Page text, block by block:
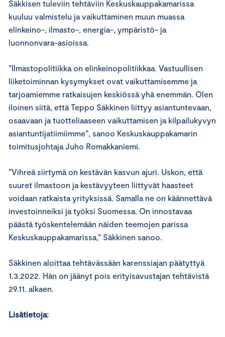
Säkkisen tuleviin tehtäviin Keskuskauppakamarissa
kuuluu valmistelu ja vaikuttaminen muun muassa
elinkeino-, ilmasto-, energia-, ympäristö- ja
luonnonvara-asioissa.
”Ilmastopolitiikka on elinkeinopolitiikkaa. Vastuullisen
liiketoiminnan kysymykset ovat vaikuttamisemme ja
tarjoamiemme ratkaisujen keskiössä yhä enemmän. Olen
iloinen siitä, että Teppo Säkkinen liittyy asiantuntevaan,
osaavaan ja tuotteliaaseen vaikuttamisen ja kilpailukyvyn
asiantuntijatiimiimme”, sanoo Keskuskauppakamarin
toimitusjohtaja Juho Romakkaniemi.
”Vihreä siirtymä on kestävän kasvun ajuri. Uskon, että
suuret ilmastoon ja kestävyyteen liittyvät haasteet
voidaan ratkaista yrityksissä. Samalla ne on käännettävä
investoinneiksi ja työksi Suomessa. On innostavaa
päästä työskentelemään näiden teemojen parissa
Keskuskauppakamarissa,” Säkkinen sanoo.
Säkkinen aloittaa tehtävässään karenssiajan päätyttyä
1.3.2022. Hän on jäänyt pois erityisavustajan tehtävistä
29.11. alkaen.
Lisätietoja: